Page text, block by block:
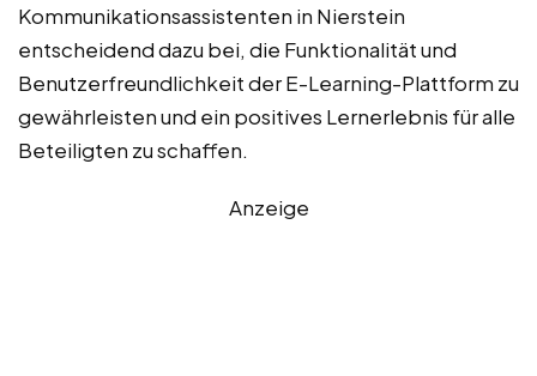
Kommunikationsassistenten in Nierstein
entscheidend dazu bei, die Funktionalität und
Benutzerfreundlichkeit der E-Learning-Plattform zu
gewährleisten und ein positives Lernerlebnis für alle
Beteiligten zu schaffen.
Anzeige